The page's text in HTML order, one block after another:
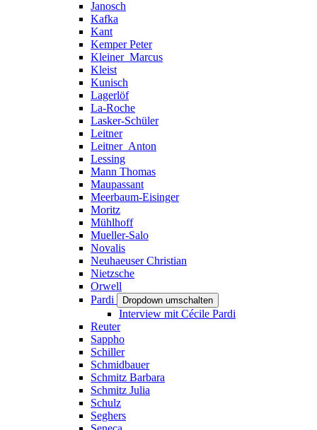
Janosch
Kafka
Kant
Kemper Peter
Kleiner_Marcus
Kleist
Kunisch
Lagerlöf
La-Roche
Lasker-Schüler
Leitner
Leitner_Anton
Lessing
Mann Thomas
Maupassant
Meerbaum-Eisinger
Moritz
Mühlhoff
Mueller-Salo
Novalis
Neuhaeuser Christian
Nietzsche
Orwell
Pardi
Dropdown umschalten
Interview mit Cécile Pardi
Reuter
Sappho
Schiller
Schmidbauer
Schmitz Barbara
Schmitz Julia
Schulz
Seghers